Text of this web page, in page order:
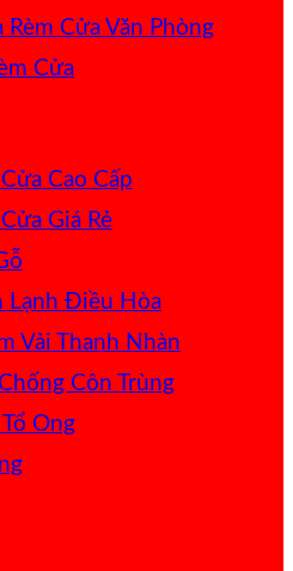
Rèm Cửa Văn Phòng
Cửa
Cao Cấp
Giá Rẻ
Lạnh Điều Hòa
Vải Thanh Nhàn
Côn Trùng
Tổ Ong